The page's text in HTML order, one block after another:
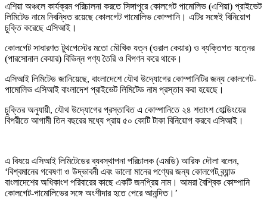
এশিয়া অঞ্চলে কার্যক্রম পরিচালনা করতে সিঙ্গাপুরে কোলগেট পামোলিভ (এশিয়া) প্রাইভেট
লিমিটেড নামে নিবন্ধিত রয়েছে কোলগেট পামোলিভ কোম্পানি। এটির সঙ্গেই বিনিয়োগ
চুক্তি করেছে এসিআই।
কোলগেট সাধারণত টুথপেস্টের মতো মৌখিক যত্ন (ওরাল কেয়ার) ও ব্যক্তিগত যত্নের
(পারসোনাল কেয়ার) বিভিন্ন পণ্য তৈরি ও বিপণন করে থাকে।
এসিআই লিমিটেড জানিয়েছে, বাংলাদেশে যৌথ উদ্যোগের কোম্পানিটির জন্য কোলগেট-
পামোলিভ এসিআই বাংলাদেশ প্রাইভেট লিমিটেড নাম প্রস্তাব করা হয়েছে।
চুক্তির অনুযায়ী, যৌথ উদ্যোগের প্রস্তাবিত এ কোম্পানিতে ২৪ শতাংশ হোল্ডিংয়ের
বিপরীতে আগামী তিন বছরের মধ্যে প্রায় ৫০ কোটি টাকা বিনিয়োগ করবে এসিআই।
এ বিষয়ে এসিআই লিমিটেডের ব্যবস্থাপনা পরিচালক (এমডি) আরিফ দৌলা বলেন,
‘বিশ্বমানের গবেষণা ও উদ্ভাবনী এবং ভালো মানের পণ্যের জন্য কোলগেট ব্র্যান্ড
বাংলাদেশের অধিকাংশ পরিবারের কাছে একটি জনপ্রিয় নাম। আমরা বৈশ্বিক কোম্পানি
কোলগেট-পামোলিভের সঙ্গে অংশীদার হতে পেরে আনন্দিত।’